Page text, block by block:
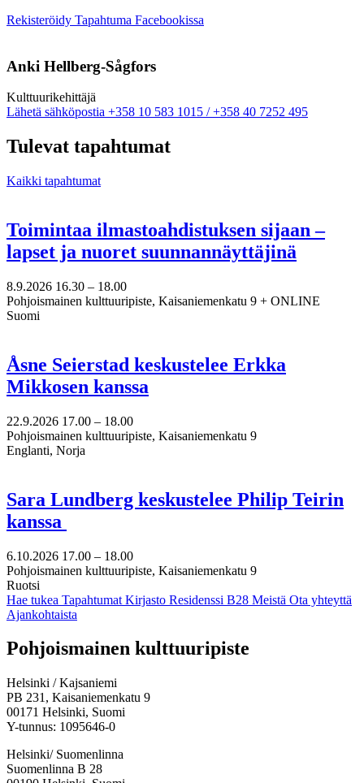
Rekisteröidy Avataan
Tapahtuma Facebookissa
Anki Hellberg-Sågfors
Kulttuuri­kehittäjä
Lähetä sähköpostia Sänd
till
anki.hellberg@nkk.org
+358 10 583 1015 / +358 40 7252 495
Tulevat tapahtumat
Kaikki tapahtumat
Toimintaa ilmastoahdistuksen sijaan –
lapset ja nuoret suunnannäyttäjinä
8.9.2026 16.30 – 18.00
Pohjoismainen kulttuuripiste, Kaisaniemenkatu 9 + ONLINE
Suomi
Åsne Seierstad keskustelee Erkka
Mikkosen kanssa
22.9.2026 17.00 – 18.00
Pohjoismainen kulttuuripiste, Kaisaniemenkatu 9
Englanti, Norja
Sara Lundberg keskustelee Philip Teirin
kanssa
6.10.2026 17.00 – 18.00
Pohjoismainen kulttuuripiste, Kaisaniemenkatu 9
Ruotsi
Hae tukea Tapahtumat Kirjasto Residenssi B28 Meistä Ota yhteyttä
Ajankohtaista
Facebook:
Avataan
välilehteen
Instagram:
Avataan
välilehteen
TikTok:
Avataan
välilehteen
Youtube:
Avataan
välilehteen
Vimeo:
Avataan
välilehteen
Pohjoismainen kulttuuripiste
Helsinki / Kajsaniemi
PB 231, Kaisaniemenkatu 9
00171 Helsinki, Suomi
Y-tunnus: 1095646-0
Helsinki/ Suomenlinna
Suomenlinna B 28